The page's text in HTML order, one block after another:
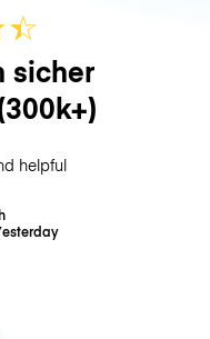
☆
★
sicher
helpful